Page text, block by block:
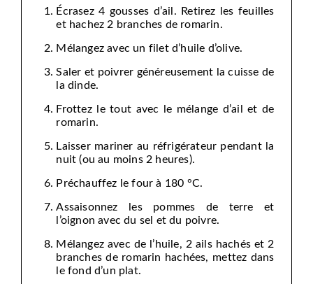
Écrasez 4 gousses d’ail. Retirez les feuilles
et hachez 2 branches de romarin.
Mélangez avec un filet d’huile d’olive.
Saler et poivrer généreusement la cuisse de
la dinde.
Frottez le tout avec le mélange d’ail et de
romarin.
Laisser mariner au réfrigérateur pendant la
nuit (ou au moins 2 heures).
Préchauffez le four à 180 °C.
Assaisonnez les pommes de terre et
l’oignon avec du sel et du poivre.
Mélangez avec de l’huile, 2 ails hachés et 2
branches de romarin hachées, mettez dans
le fond d’un plat.